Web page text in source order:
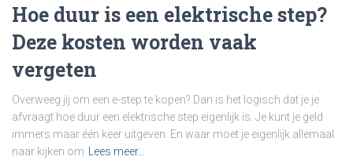
Hoe duur is een elektrische step?
Deze kosten worden vaak
vergeten
Overweeg jij om een e-step te kopen? Dan is het logisch dat je je
afvraagt hoe duur een elektrische step eigenlijk is. Je kunt je geld
immers maar één keer uitgeven. En waar moet je eigenlijk allemaal
naar kijken om Lees meer…